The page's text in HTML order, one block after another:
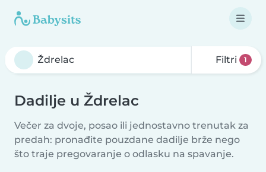
Filtri 1
Dadilje u Ždrelac
Večer za dvoje, posao ili jednostavno trenutak za
predah: pronađite pouzdane dadilje brže nego
što traje pregovaranje o odlasku na spavanje.